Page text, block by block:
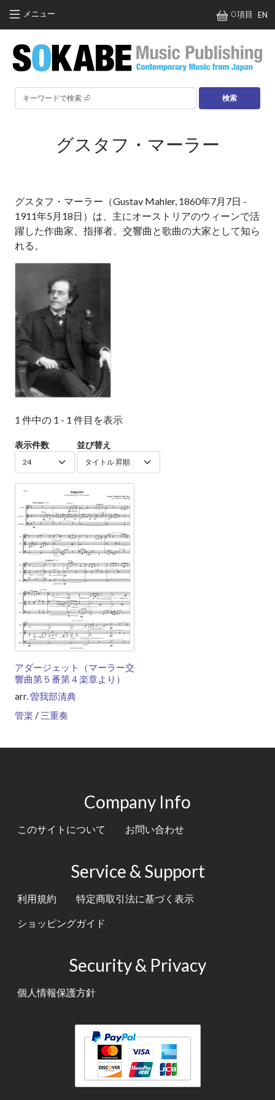
メニュー 0 項目 EN
検索
グスタフ・マーラー
グスタフ・マーラー（Gustav Mahler, 1860年7月7日 -
1911年5月18日）は、主にオーストリアのウィーンで活
躍した作曲家、指揮者。交響曲と歌曲の大家として知ら
れる。
1 件中の 1 - 1 件目を表示
表示件数 並び替え
アダージェット（マーラー交
響曲第５番第４楽章より）
arr.曽我部清典
管楽 / 三重奏
Company Info
このサイトについて お問い合わせ
Service & Support
利用規約 特定商取引法に基づく表示
ショッピングガイド
Security & Privacy
個人情報保護方針